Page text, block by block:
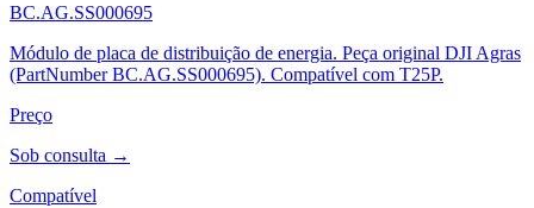
BC.AG.SS000695
Módulo de placa de distribuição de energia. Peça original DJI Agras
(PartNumber BC.AG.SS000695). Compatível com T25P.
Preço
Sob consulta →
Compatível